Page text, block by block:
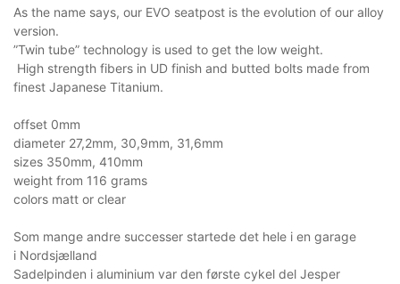
As the name says, our EVO seatpost is the evolution of our alloy
version.
”Twin tube” technology is used to get the low weight.
High strength fibers in UD finish and butted bolts made from
finest Japanese Titanium.
offset 0mm
diameter 27,2mm, 30,9mm, 31,6mm
sizes 350mm, 410mm
weight from 116 grams
colors matt or clear
Som mange andre successer startede det hele i en garage
i Nordsjælland
Sadelpinden i aluminium var den første cykel del Jesper